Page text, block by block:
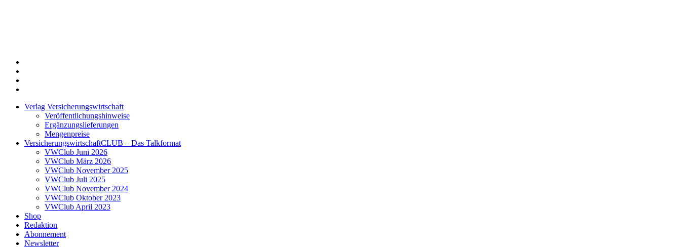
Verlag Versicherungswirtschaft
Veröffentlichungshinweise
Ergänzungslieferungen
Mengenpreise
VersicherungswirtschaftCLUB – Das Talkformat
VWClub Juni 2026
VWClub März 2026
VWClub November 2025
VWClub Juli 2025
VWClub November 2024
VWClub Oktober 2023
VWClub April 2023
Shop
Redaktion
Abonnement
Newsletter